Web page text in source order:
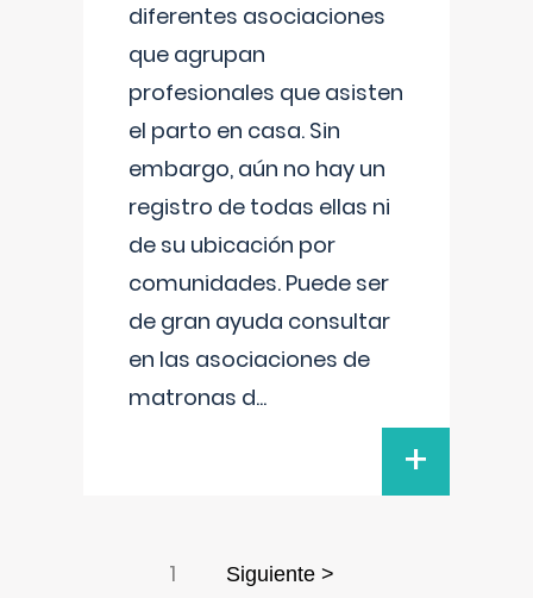
diferentes asociaciones
que agrupan
profesionales que asisten
el parto en casa. Sin
embargo, aún no hay un
registro de todas ellas ni
de su ubicación por
comunidades. Puede ser
de gran ayuda consultar
en las asociaciones de
matronas d...
+
1 Siguiente >